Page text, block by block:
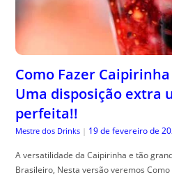
Como Fazer
Uma disposição extra
perfeita!!
Mestre dos Drinks | 19 de fevereiro de
A versatilidade da Caipirinha e tão
Brasileiro, Nesta versão veremos